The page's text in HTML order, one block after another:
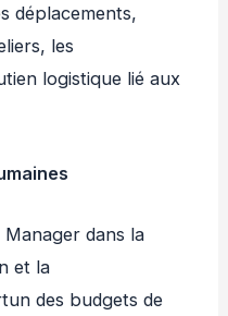
déplacements,
les
logistique lié aux
dans la
et la
des budgets de